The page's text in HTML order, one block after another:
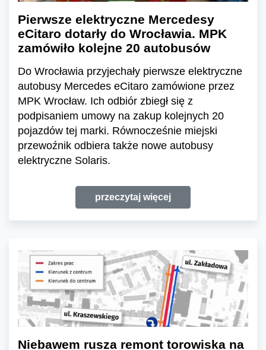
Pierwsze elektryczne Mercedesy
eCitaro dotarły do Wrocławia. MPK
zamówiło kolejne 20 autobusów
Do Wrocławia przyjechały pierwsze elektryczne
autobusy Mercedes eCitaro zamówione przez
MPK Wrocław. Ich odbiór zbiegł się z
podpisaniem umowy na zakup kolejnych 20
pojazdów tej marki. Równocześnie miejski
przewoźnik odbiera także nowe autobusy
elektryczne Solaris.
przeczytaj więcej
Niebawem rusza remont torowiska na